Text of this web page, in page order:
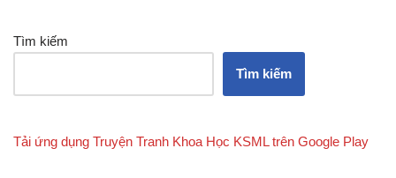
Tìm kiếm
Tìm kiếm
Tải ứng dụng Truyện Tranh Khoa Học KSML trên Google Play